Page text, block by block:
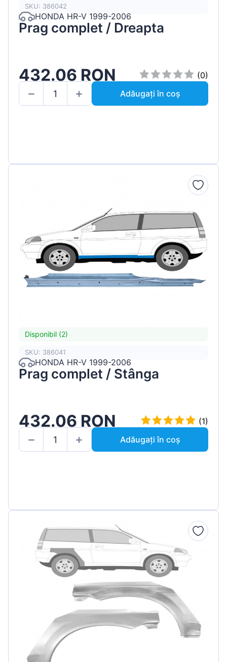
SKU: 386042
HONDA HR-V 1999-2006
Prag complet / Dreapta
432.06 RON
(0)
Adăugați în coș
Disponibil (2)
SKU: 386041
HONDA HR-V 1999-2006
Prag complet / Stânga
432.06 RON
(1)
Adăugați în coș